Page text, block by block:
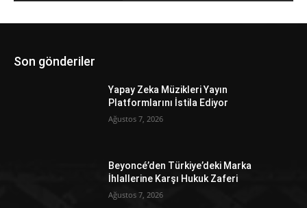
Son gönderiler
Yapay Zeka Müzikleri Yayın
Platformlarını İstila Ediyor
Ağustos 7, 2026
Beyoncé’den Türkiye’deki Marka
İhlallerine Karşı Hukuk Zaferi
Ağustos 7, 2026